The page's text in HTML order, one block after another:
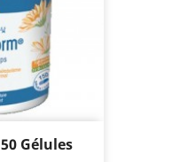
Gélules